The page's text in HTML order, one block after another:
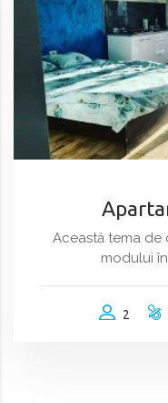
Această tema de
modului
2